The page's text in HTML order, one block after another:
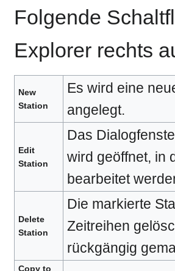
Folgende
Explorer rechts
New
Station
Es wird eine
angelegt.
Edit
Station
Das
wird geöffnet, in
bearbeitet
Delete
Station
Die markierte
Zeitreihen
rückgängig
Copy to